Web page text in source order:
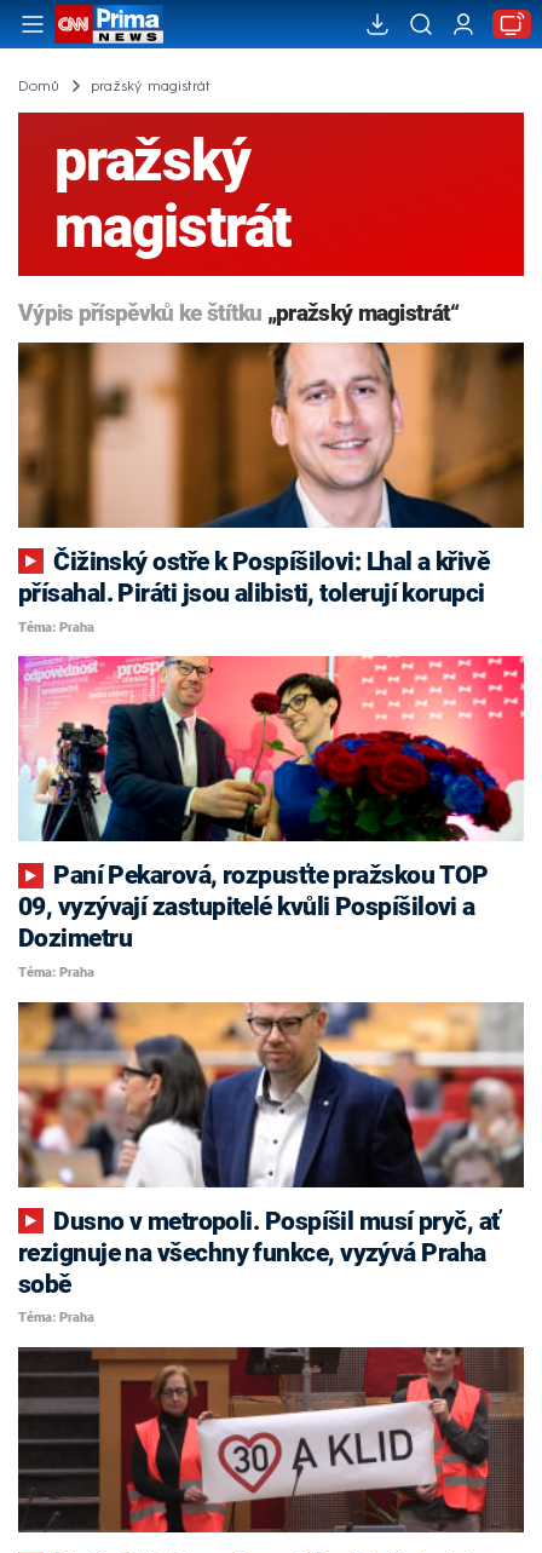
Domů pražský magistrát
pražský
magistrát
Výpis příspěvků ke štítku „pražský magistrát“
Čižinský ostře k Pospíšilovi: Lhal a křivě
přísahal. Piráti jsou alibisti, tolerují korupci
Téma: Praha
09, vyzývají zastupitelé kvůli Pospíšilovi a
Dozimetru
Téma: Praha
rezignuje na všechny funkce, vyzývá Praha
sobě
Téma: Praha